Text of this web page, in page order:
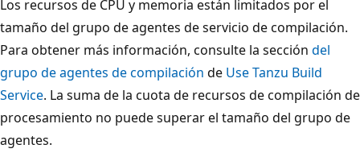
Los recursos de CPU y memoria están limitados por el
tamaño del grupo de agentes de servicio de compilación.
Para obtener más información, consulte la sección del
grupo de agentes de compilación de Use Tanzu Build
Service. La suma de la cuota de recursos de compilación de
procesamiento no puede superar el tamaño del grupo de
agentes.